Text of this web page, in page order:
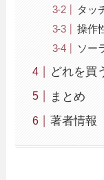
タッ
操作
ソー
どれを買
まとめ
著者情報